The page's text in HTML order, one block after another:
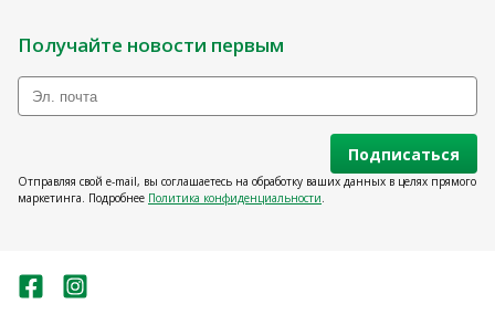
Получайте новости первым
Подписаться
Отправляя свой e-mail, вы соглашаетесь на обработку ваших данных в целях прямого
маркетинга. Подробнее Политика конфиденциальности.